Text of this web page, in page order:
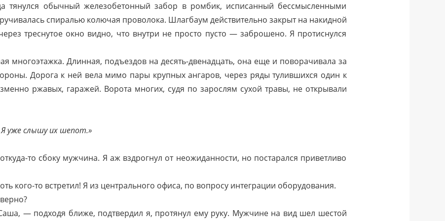
тянулся обычный железобетонный забор в ромбик, исписанный бессмысленными
спиралью колючая проволока. Шлагбаум действительно закрыт на накидной
треснутое окно видно, что внутри не просто пусто — заброшено. Я протиснулся
многоэтажка. Длинная, подъездов на десять-двенадцать, она еще и поворачивала за
Дорога к ней вела мимо пары крупных ангаров, через ряды тулившихся один к
ржавых, гаражей. Ворота многих, судя по зарослям сухой травы, не открывали
уже слышу их шепот.»
то сбоку мужчина. Я аж вздрогнул от неожиданности, но постарался приветливо
кого-то встретил! Я из центрального офиса, по вопросу интеграции оборудования.
— подходя ближе, подтвердил я, протянул ему руку. Мужчине на вид шел шестой